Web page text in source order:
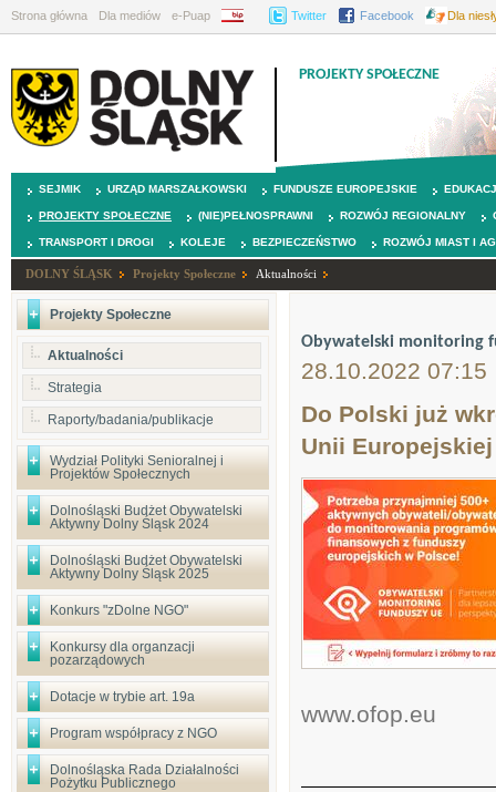
Strona główna Dla mediów e-Puap BIP Twitter Facebook Dla
PROJEKTY SPOŁECZNE
SEJMIK URZĄD MARSZAŁKOWSKI FUNDUSZE EUROPEJSKIE
PROJEKTY SPOŁECZNE (NIE)PEŁNOSPRAWNI ROZWÓJ REGIONALNY
TRANSPORT I DROGI KOLEJE BEZPIECZEŃSTWO ROZWÓJ MIAST I
DOLNY ŚLĄSK Projekty Społeczne Aktualności
Projekty Społeczne
Aktualności
Strategia
Raporty/badania/publikacje
Wydział Polityki Senioralnej i
Projektów Społecznych
Dolnośląski Budżet Obywatelski
Aktywny Dolny Śląsk 2024
Dolnośląski Budżet Obywatelski
Aktywny Dolny Śląsk 2025
Konkurs "zDolne NGO"
Konkursy dla organzacji
pozarządowych
Dotacje w trybie art. 19a
Program współpracy z NGO
Dolnośląska Rada Działalności
Pożytku Publicznego
Obywatelski monitoring
28.10.2022 07:15
Do Polski już
Unii
www.ofop.eu